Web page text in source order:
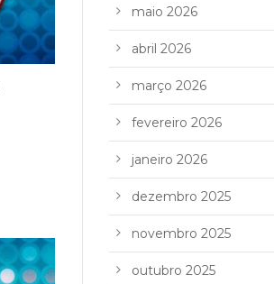
maio 2026
abril 2026
março 2026
fevereiro 2026
janeiro 2026
dezembro 2025
novembro 2025
outubro 2025